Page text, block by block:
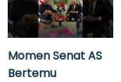
Momen Senat AS
Bertemu